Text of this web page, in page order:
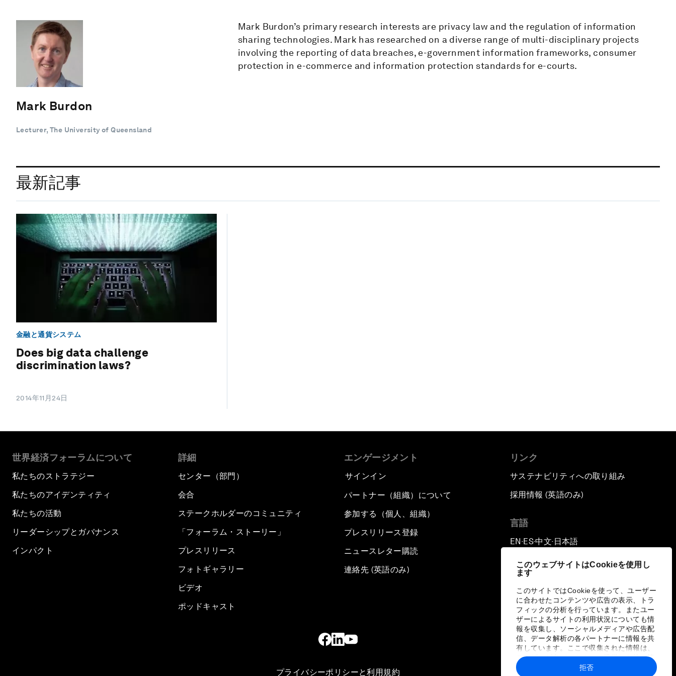
このウェブサイトはCookieを使用し
ます
このサイトではCookieを使って、ユーザー
に合わせたコンテンツや広告の表示、トラ
フィックの分析を行っています。またユー
ザーによるサイトの利用状況についても情
報を収集し、ソーシャルメディアや広告配
信、データ解析の各パートナーに情報を共
有しています。ここで収集された情報は、
ユーザーが各パートナーに提供した他の情
報や各パートナーのサービスを使用した際
拒否
Mark Burdon
Lecturer, The University of Queensland
Mark Burdon’s primary research interests are privacy law and the regulation of information
sharing technologies. Mark has researched on a diverse range of multi-disciplinary projects
involving the reporting of data breaches, e-government information frameworks, consumer
protection in e-commerce and information protection standards for e-courts.
最新記事
金融と通貨システム
Does big data challenge
discrimination laws?
2014年11月24日
世界経済フォーラムについて
私たちのストラテジー
私たちのアイデンティティ
私たちの活動
リーダーシップとガバナンス
インパクト
詳細
センター（部門）
会合
ステークホルダーのコミュニティ
「フォーラム・ストーリー」
プレスリリース
フォトギャラリー
ビデオ
ポッドキャスト
エンゲージメント
サインイン
パートナー（組織）について
参加する（個人、組織）
プレスリリース登録
ニュースレター購読
連絡先 (英語のみ)
リンク
サステナビリティへの取り組み
採用情報 (英語のみ)
言語
EN ▪ ES▪中文▪ 日本語
プライバシーポリシーと利用規約